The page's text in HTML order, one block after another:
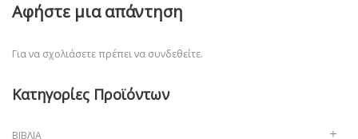
Αφήστε μια απάντηση
Για να σχολιάσετε πρέπει να συνδεθείτε.
Κατηγορίες Προϊόντων
ΒΙΒΛΊΑ